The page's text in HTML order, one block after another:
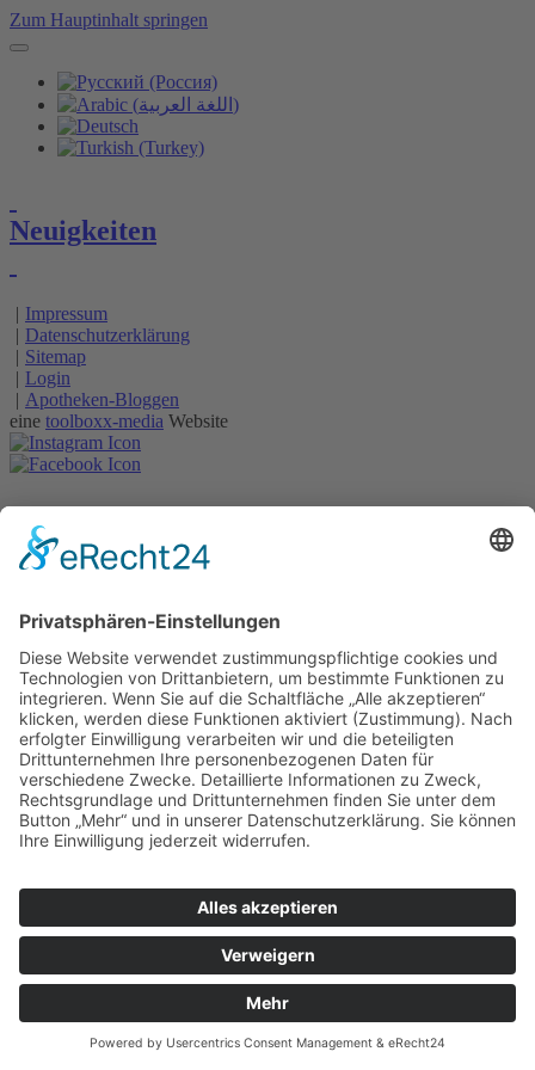
Zum Hauptinhalt springen
Neuigkeiten
Impressum
Datenschutzerklärung
Sitemap
Login
Apotheken-Bloggen
eine toolboxx-media Website